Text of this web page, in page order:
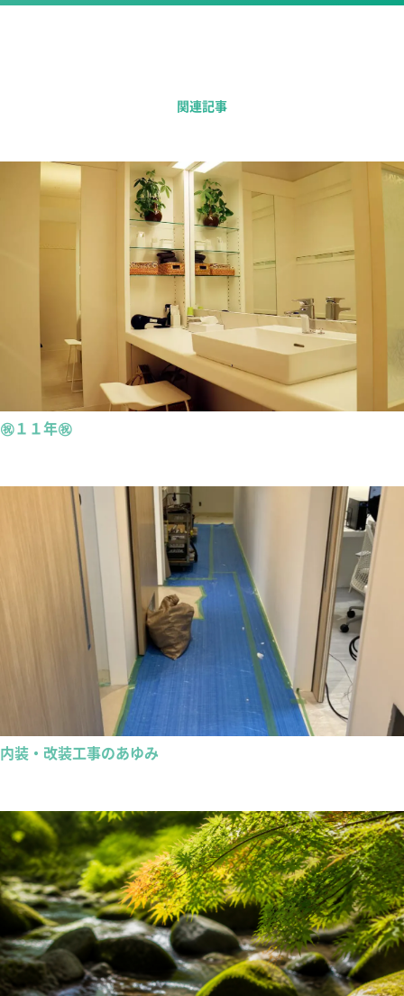
関連記事
㊗１１年㊗
内装・改装工事のあゆみ